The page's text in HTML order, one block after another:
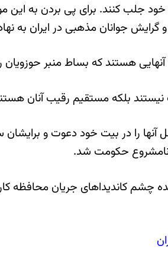
خود جلب کنند. برای پی بردن به
جوانان مذهبی در ایران به
هستند که بساط منبر
بلکه مستقیم رقیب آنان
را در بیت خود دعوت و
نامشروع حکومت شد.
چشم کاندیداهای جریان